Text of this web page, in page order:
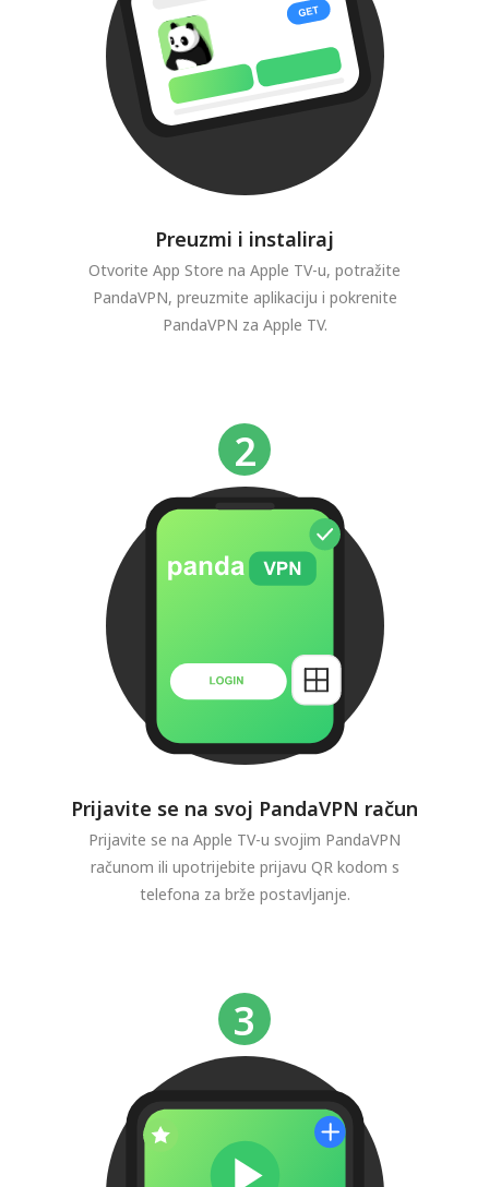
Preuzmi i instaliraj
Otvorite App Store na Apple TV-u, potražite
PandaVPN, preuzmite aplikaciju i pokrenite
PandaVPN za Apple TV.
Prijavite se na svoj PandaVPN račun
Prijavite se na Apple TV-u svojim PandaVPN
računom ili upotrijebite prijavu QR kodom s
telefona za brže postavljanje.